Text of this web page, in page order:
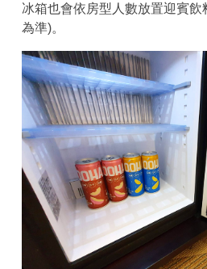
冰箱也會依房型人數放置迎賓
為準)。